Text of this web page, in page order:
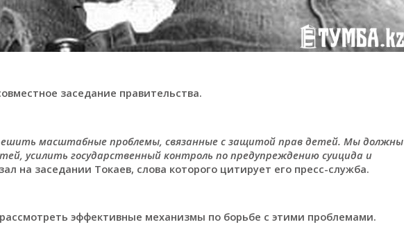
заседание правительства.
масштабные проблемы, связанные с защитой прав детей. Мы должны
усилить государственный контроль по предупреждению суицида и
на заседании Токаев, слова которого цитирует его пресс-служба.
рассмотреть эффективные механизмы по борьбе с этими проблемами.